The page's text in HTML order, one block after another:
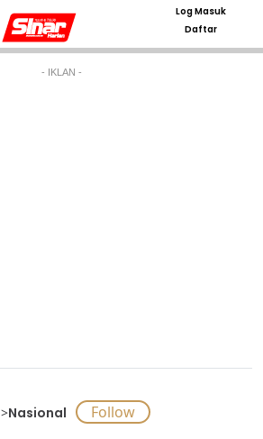
Log Masuk
Daftar
- IKLAN -
>Nasional